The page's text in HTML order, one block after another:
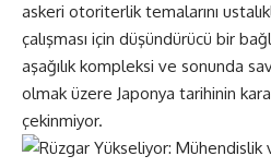
askeri otoriterlik temalarını
çalışması için düşündürücü bir
aşağılık kompleksi ve sonunda
olmak üzere Japonya tarihinin
çekinmiyor.